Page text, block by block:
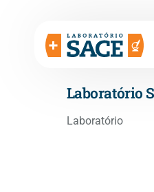
Laboratório
Laboratório